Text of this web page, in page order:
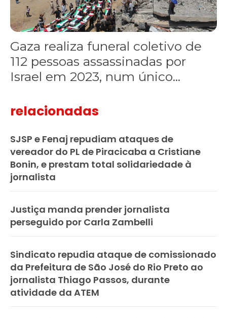
Gaza realiza funeral coletivo de
112 pessoas assassinadas por
Israel em 2023, num único...
relacionadas
SJSP e Fenaj repudiam ataques de
vereador do PL de Piracicaba a Cristiane
Bonin, e prestam total solidariedade à
jornalista
Justiça manda prender jornalista
perseguido por Carla Zambelli
Sindicato repudia ataque de comissionado
da Prefeitura de São José do Rio Preto ao
jornalista Thiago Passos, durante
atividade da ATEM